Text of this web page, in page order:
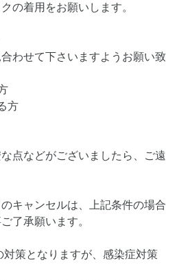
の着用をお願いします。
わせて下さいますようお願い致
方
点などがございましたら、ご遠
キャンセルは、上記条件の場合
了承願います。
策となりますが、感染症対策